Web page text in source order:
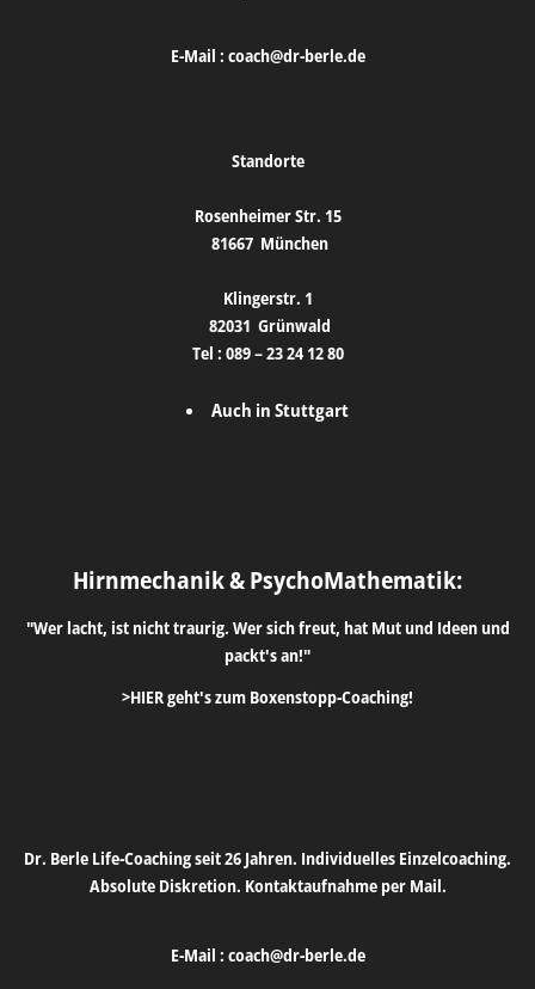
E-Mail : coach@dr-berle.de
Standorte
Rosenheimer Str. 15
81667 München
Klingerstr. 1
82031 Grünwald
Tel : 089 – 23 24 12 80
Auch in Stuttgart
Hirnmechanik & PsychoMathematik:
"Wer lacht, ist nicht traurig. Wer sich freut, hat Mut und Ideen und
packt's an!"
>HIER geht's zum Boxenstopp-Coaching!
Dr. Berle Life-Coaching seit 26 Jahren. Individuelles Einzelcoaching.
Absolute Diskretion. Kontaktaufnahme per Mail.
E-Mail : coach@dr-berle.de